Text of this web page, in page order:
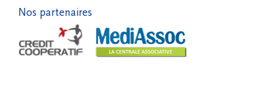
Nos partenaires